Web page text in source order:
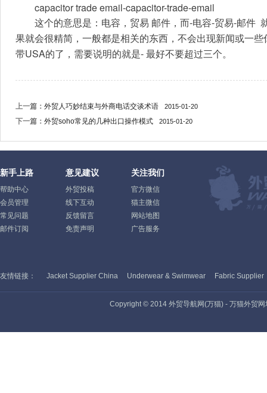
capacitor trade email-capacitor-trade-email
这个的意思是： 电容，贸易 邮件，而-电容-贸易-邮件
果就会很精简，一般都是相关的东西，不会出现新闻或一
带USA的了，需要说明的就是- 最好不要超过三个。
上一篇： 外贸人巧妙结束与外商电话交谈术语 2015-01-20
下一篇： 外贸soho常见的几种出口操作模式 2015-01-20
新手上路
帮助中心
会员管理
常见问题
邮件订阅
意见建议
外贸投稿
线下互动
反馈留言
免责声明
关注我们
官方微信
猫主微信
网站地图
广告服务
友情链接： Jacket Supplier China Underwear & Swimwear Fabric Supplier
Copyright © 2014 外贸导航网(万猫) - 万猫外贸